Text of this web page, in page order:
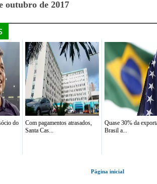
outubro de 2017
do
Com pagamentos atrasados,
Santa Cas...
Quase 30% da
Brasil a...
Página inicial